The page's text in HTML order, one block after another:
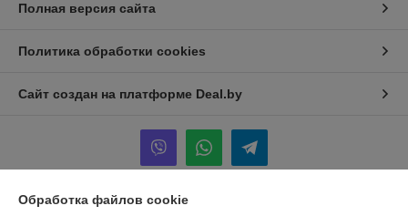
Полная версия сайта
Политика обработки cookies
Сайт создан на платформе Deal.by
Обработка файлов cookie